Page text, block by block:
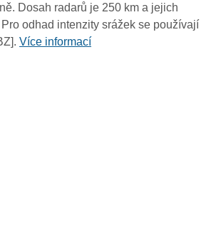
Dosah radarů je 250 km a jejich
odhad intenzity srážek se používají
Více informací